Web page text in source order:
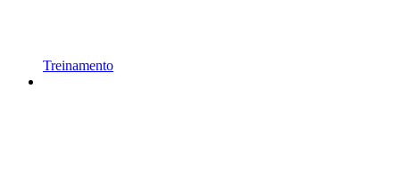
Treinamento